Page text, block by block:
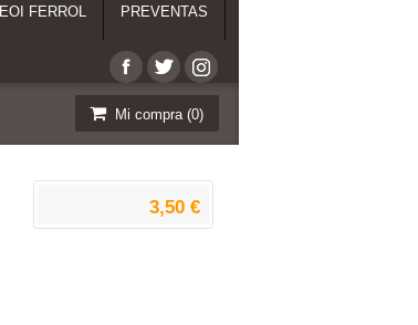
EOI FERROL PREVENTAS
Mi compra (0)
3,50 €